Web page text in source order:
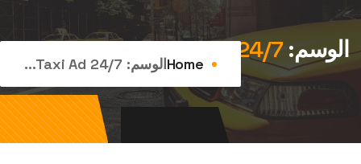
الوسم:24/7 taxi adan
Homeالوسم: 24/7 Taxi Ad...